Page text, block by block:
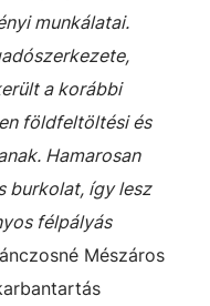
munkálatai.
a korábbi
földfeltöltési és
Hamarosan
burkolat, így lesz
félpályás
Mészáros